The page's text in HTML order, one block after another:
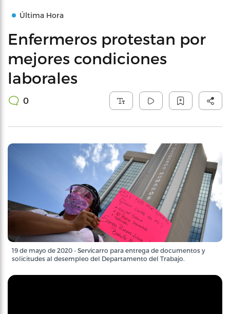
Última Hora
Enfermeros protestan por
mejores condiciones
laborales
0
19 de mayo de 2020 - Servicarro para entrega de documentos y
solicitudes al desempleo del Departamento del Trabajo.